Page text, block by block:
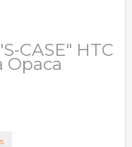
CASE" HTC
Opaca